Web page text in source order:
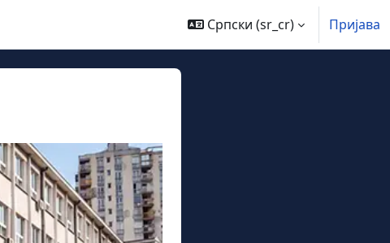
Српски ‎(sr_cr)‎ Пријава